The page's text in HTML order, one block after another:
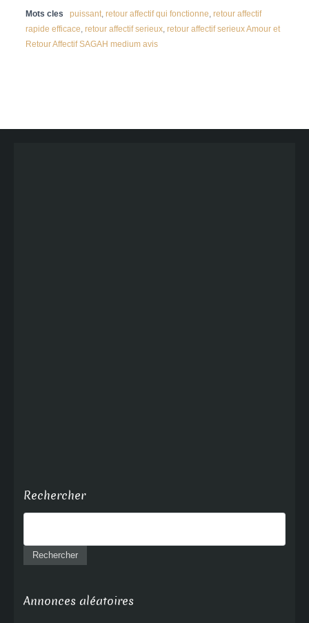
Mots cles puissant retour affectif qui fonctionne retour affectif
rapide efficace retour affectif serieux retour affectif serieux Amour et
Retour Affectif SAGAH medium avis
Rechercher
Annonces aléatoires